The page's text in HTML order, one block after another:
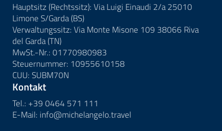
Hauptsitz (Rechtssitz): Via Luigi Einaudi 2/a 25010
Limone S/Garda (BS)
Verwaltungssitz: Via Monte Misone 109 38066 Riva
del Garda (TN)
MwSt.-Nr.: 01770980983
Steuernummer: 10955610158
CUU: SUBM70N
Kontakt
Tel.: +39 0464 571 111
E-Mail: info@michelangelo.travel